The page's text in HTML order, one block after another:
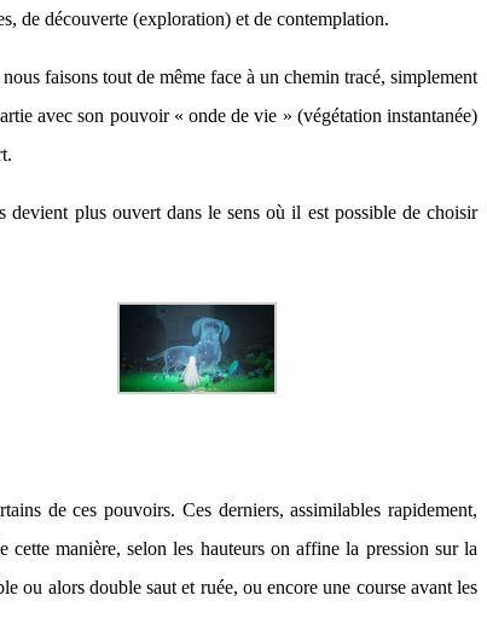
de découverte (exploration) et de contemplation.
faisons tout de même face à un chemin tracé, simplement
avec son pouvoir « onde de vie » (végétation instantanée)
devient plus ouvert dans le sens où il est possible de choisir
de ces pouvoirs. Ces derniers, assimilables rapidement,
cette manière, selon les hauteurs on affine la pression sur la
ou alors double saut et ruée, ou encore une course avant les